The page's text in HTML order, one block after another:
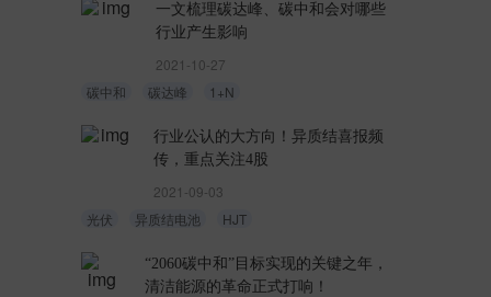
一文梳理碳达峰、碳中和会对哪些
行业产生影响
2021-10-27
碳中和
碳达峰 1+N
行业公认的大方向！异质结喜报频
传，重点关注4股
2021-09-03
光伏
异质结电池 HJT
“2060碳中和”目标实现的关键之年，
清洁能源的革命正式打响！